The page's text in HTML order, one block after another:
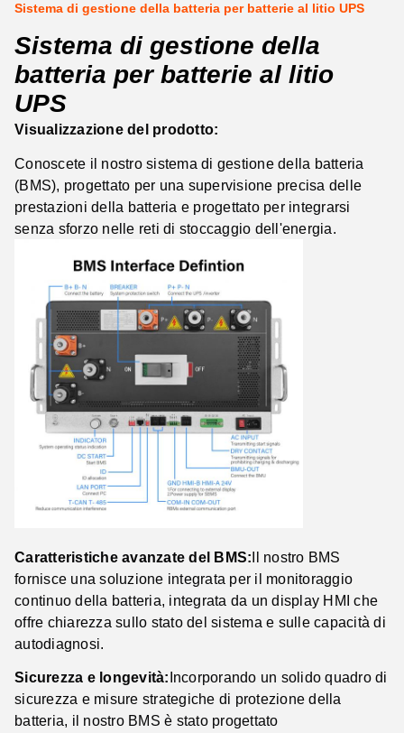
Sistema di gestione della batteria per batterie al litio UPS
Sistema di gestione della
batteria per batterie al litio
UPS
Visualizzazione del prodotto:
Conoscete il nostro sistema di gestione della batteria
(BMS), progettato per una supervisione precisa delle
prestazioni della batteria e progettato per integrarsi
senza sforzo nelle reti di stoccaggio dell'energia.
Caratteristiche avanzate del BMS:Il nostro BMS
fornisce una soluzione integrata per il monitoraggio
continuo della batteria, integrata da un display HMI che
offre chiarezza sullo stato del sistema e sulle capacità di
autodiagnosi.
Sicurezza e longevità: Incorporando un solido quadro di
sicurezza e misure strategiche di protezione della
batteria, il nostro BMS è stato progettato